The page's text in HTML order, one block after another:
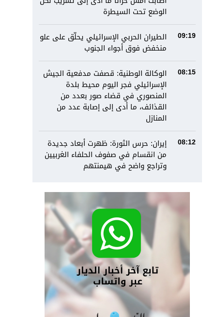
الوضع تحت السيطرة
09:19
الطيران الحربي الإسرائيلي يحلّق على علو
منخفض فوق أجواء الجنوب
08:15
الوكالة الوطنية: قصفت مدفعية الجيش
الإسرائيلي فجر اليوم محيط بلدة
المنصوري في قضاء صور بعدد من
القذائف، ما أدى إلى إصابة عدد من
المنازل
08:12
إيران: حرس الثورة: ظهرت أبعاد جديدة
من انقسام في صفوف الحلفاء الغربيين
وتراجع واضح في هيمنتهم